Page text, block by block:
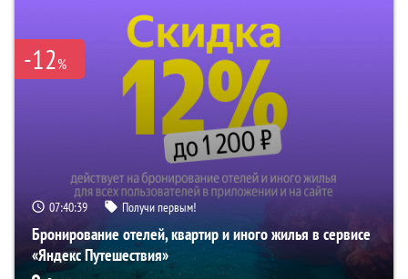
-12%
07:40:39 Получи первым!
Бронирование отелей, квартир и иного жилья в сервисе
«Яндекс Путешествия»